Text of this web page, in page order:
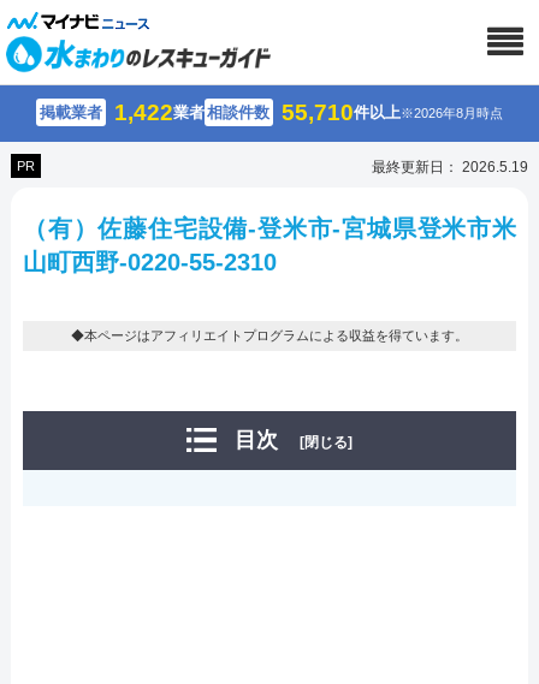
掲載業者 1,422業者相談件数 55,710件以上※2026年8月時点
PR 最終更新日： 2026.5.19
（有）佐藤住宅設備-登米市-宮城県登米市米
山町西野-0220-55-2310
◆本ページはアフィリエイトプログラムによる収益を得ています。
目次 [閉じる]